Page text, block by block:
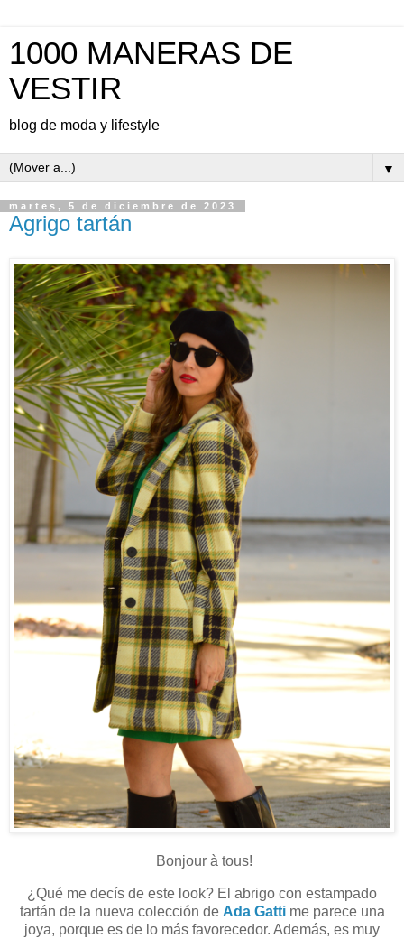
1000 MANERAS DE
VESTIR
blog de moda y lifestyle
▼
martes, 5 de diciembre de 2023
Agrigo tartán
Bonjour à tous!
¿Qué me decís de este look? El abrigo con estampado
tartán de la nueva colección de Ada Gattime parece una
joya, porque es de lo más favorecedor. Además, es muy